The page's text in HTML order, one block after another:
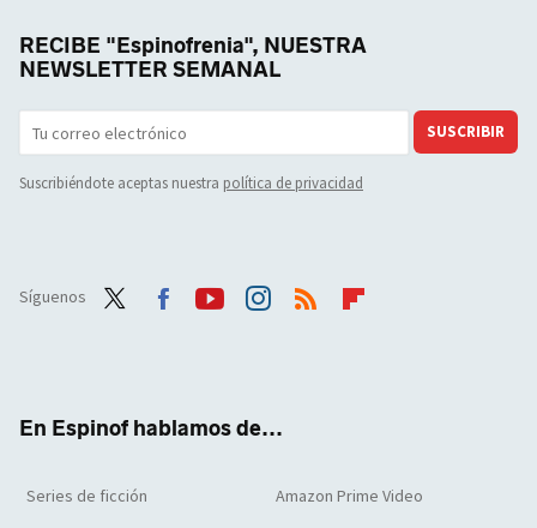
RECIBE "Espinofrenia", NUESTRA
NEWSLETTER SEMANAL
SUSCRIBIR
Suscribiéndote aceptas nuestra política de privacidad
Síguenos
En Espinof hablamos de...
Series de ficción Amazon Prime Video